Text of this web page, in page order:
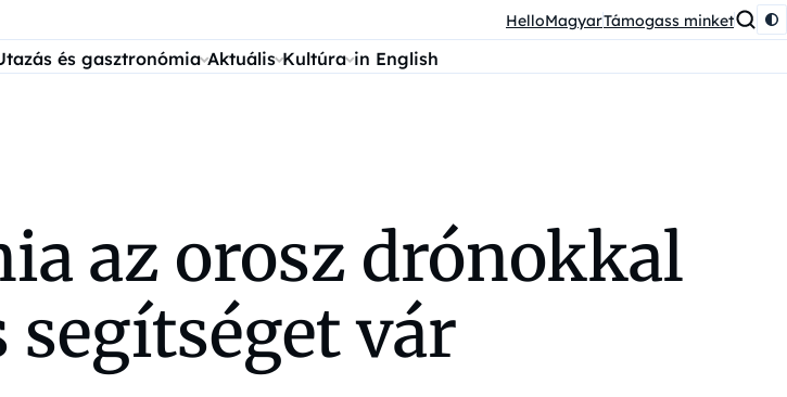
HelloMagyarTámogass minket
és gasztronómia Aktuális Kultúra in English
az orosz drónokkal
vár